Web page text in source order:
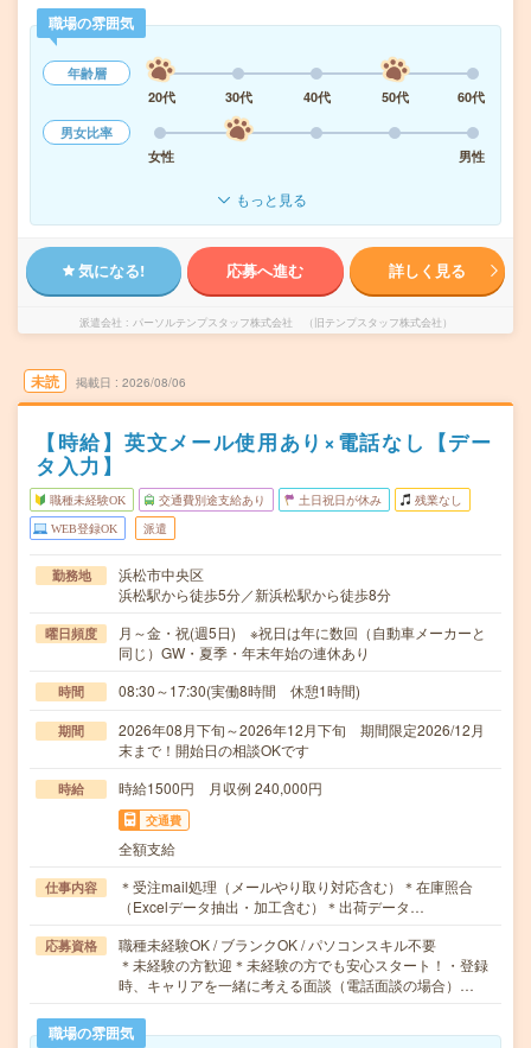
職場の雰囲気
年齢層
20代
30代 40代 50代
60代
男女比率
女性
男性
もっと見る
気になる! 応募へ進む 詳しく見る
派遣会社 パーソルテンプスタッフ株式会社 （旧テンプスタッフ株式会社）
未読 掲載日 2026/08/06
【時給】英文メール使用あり×電話なし【デー
タ入力】
職種未経験OK 交通費別途支給あり 土日祝日が休み 残業なし
WEB登録OK 派遣
勤務地
浜松市中央区
浜松駅から徒歩5分／新浜松駅から徒歩8分
曜日頻度
月～金・祝(週5日) ※祝日は年に数回（自動車メーカーと
同じ）GW・夏季・年末年始の連休あり
時間 08:30～17:30(実働8時間 休憩1時間)
期間
2026年08月下旬～2026年12月下旬 期間限定2026/12月
末まで！開始日の相談OKです
時給 時給1500円 月収例 240,000円
交通費
全額支給
仕事内容
＊受注mail処理（メールやり取り対応含む）＊在庫照合
（Excelデータ抽出・加工含む）＊出荷データ…
応募資格
職種未経験OK / ブランクOK / パソコンスキル不要
＊未経験の方歓迎＊未経験の方でも安心スタート！・登録
時、キャリアを一緒に考える面談（電話面談の場合）…
職場の雰囲気